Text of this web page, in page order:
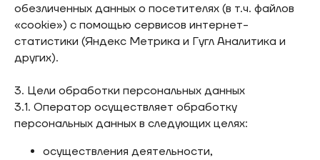
обезличенных данных о посетителях (в т.ч. файлов
«cookie») с помощью сервисов интернет-
статистики (Яндекс Метрика и Гугл Аналитика и
других).
3. Цели обработки персональных данных
3.1. Оператор осуществляет обработку
персональных данных в следующих целях:
осуществления деятельности,